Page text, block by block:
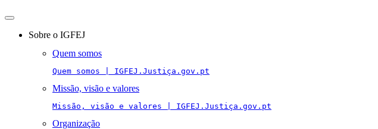
Toggle
navigationSobre o IGFEJ
Quem somos
Quem somos | IGFEJ.Justiça.gov.pt
Missão, visão e valores
Missão, visão e valores | IGFEJ.Justiça.gov.pt
Organização